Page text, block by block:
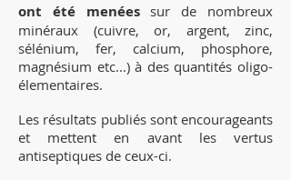
ont été menéessur de nombreux
minéraux (cuivre, or, argent, zinc,
sélénium, fer, calcium, phosphore,
magnésium etc...) à des quantités oligo-
élementaires.
Les résultats publiés sont encourageants
et mettent en avant les vertus
antiseptiques de ceux-ci.